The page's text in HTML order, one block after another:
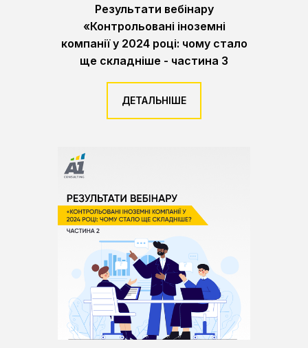
Результати вебінару
«Контрольовані іноземні
компанії у 2024 році: чому стало
ще складніше - частина 3
ДЕТАЛЬНІШЕ